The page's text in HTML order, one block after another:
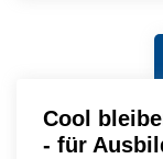
Cool
- für